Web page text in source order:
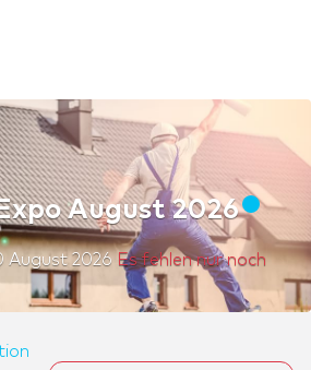
August 2026
August 2026 Es fehlen nur noch